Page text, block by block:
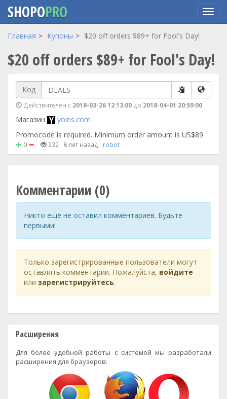
Перейти
основному
содержанию
SHOPOPRO
Главная Купоны $20 off orders $89+ for Fool's Day!
$20 off orders $89+ for Fool's Day!
Код
Действителен с 2018-03-26 12:13:00 до 2018-04-01 20:59:00
Магазин
yoins.com
Promocode is required. Minimum order amount is US$89
0 232 8 лет назад robot
Комментарии (0)
Никто ещё не оставил комментариев. Будьте
первыми!
Только зарегистрированные пользователи могут
оставлять комментарии. Пожалуйста, войдите
или зарегистрируйтесь.
Расширения
Для более удобной работы с системой мы разработали
расширения для браузеров: